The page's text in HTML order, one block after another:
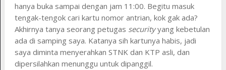
hanya buka sampai dengan jam 11:00. Begitu masuk
tengak-tengok cari kartu nomor antrian, kok gak ada?
Akhirnya tanya seorang petugas securityyang kebetulan
ada di samping saya. Katanya sih kartunya habis, jadi
saya diminta menyerahkan STNK dan KTP asli, dan
dipersilahkan menunggu untuk dipanggil.